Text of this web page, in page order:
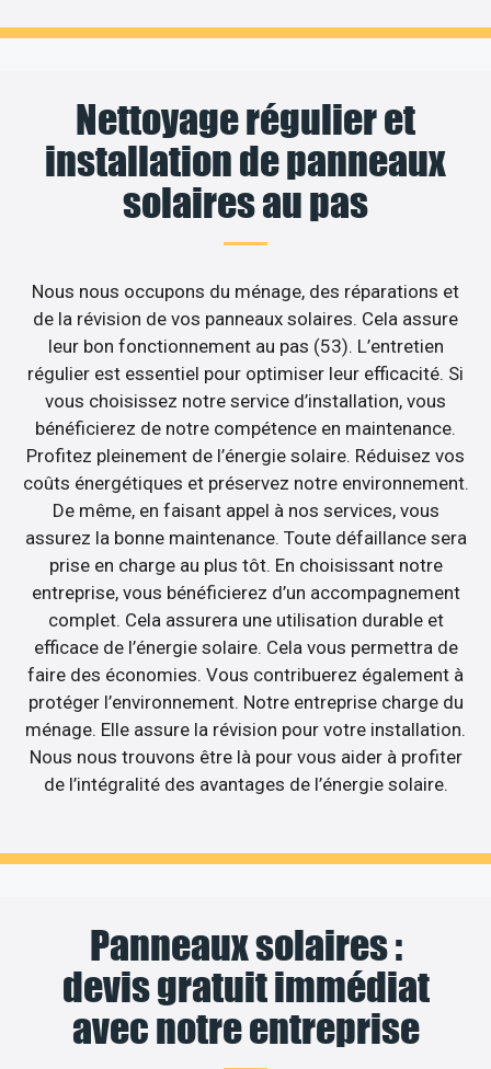
Nettoyage régulier et
installation de panneaux
solaires au pas
Nous nous occupons du ménage, des réparations et
de la révision de vos panneaux solaires. Cela assure
leur bon fonctionnement au pas (53). L’entretien
régulier est essentiel pour optimiser leur efficacité. Si
vous choisissez notre service d’installation, vous
bénéficierez de notre compétence en maintenance.
Profitez pleinement de l’énergie solaire. Réduisez vos
coûts énergétiques et préservez notre environnement.
De même, en faisant appel à nos services, vous
assurez la bonne maintenance. Toute défaillance sera
prise en charge au plus tôt. En choisissant notre
entreprise, vous bénéficierez d’un accompagnement
complet. Cela assurera une utilisation durable et
efficace de l’énergie solaire. Cela vous permettra de
faire des économies. Vous contribuerez également à
protéger l’environnement. Notre entreprise charge du
ménage. Elle assure la révision pour votre installation.
Nous nous trouvons être là pour vous aider à profiter
de l’intégralité des avantages de l’énergie solaire.
Panneaux solaires :
devis gratuit immédiat
avec notre entreprise